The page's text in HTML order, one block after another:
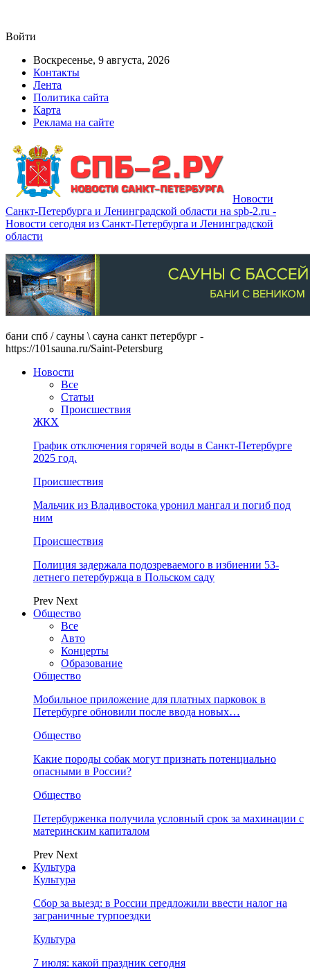
Войти
Воскресенье, 9 августа, 2026
Контакты
Лента
Политика сайта
Карта
Реклама на сайте
Новости
Санкт-Петербурга и Ленинградской области на spb-2.ru -
Новости сегодня из Санкт-Петербурга и Ленинградской
области
бани спб / сауны \ сауна санкт петербург -
https://101sauna.ru/Saint-Petersburg
Новости
Все
Статьи
Происшествия
ЖКХ
График отключения горячей воды в Санкт-Петербурге
2025 год.
Происшествия
Мальчик из Владивостока уронил мангал и погиб под
ним
Происшествия
Полиция задержала подозреваемого в избиении 53-
летнего петербуржца в Польском саду
Prev Next
Общество
Все
Авто
Концерты
Образование
Общество
Мобильное приложение для платных парковок в
Петербурге обновили после ввода новых…
Общество
Какие породы собак могут признать потенциально
опасными в России?
Общество
Петербурженка получила условный срок за махинации с
материнским капиталом
Prev Next
Культура
Культура
Сбор за выезд: в России предложили ввести налог на
заграничные турпоездки
Культура
7 июля: какой праздник сегодня